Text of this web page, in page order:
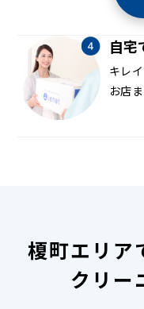
自宅
キレ
お店
榎町エリア
クリー